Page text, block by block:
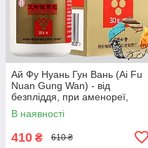
Ай Фу Нуань Гун Вань (Ai Fu
Nuan Gung Wan) - від
безпліддя, при аменореї,
загрозі викидня
В наявності
410 ₴ 610 ₴